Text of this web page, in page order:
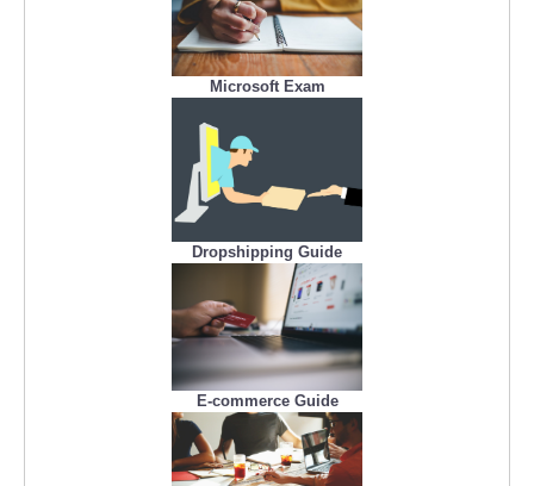
Microsoft Exam
Dropshipping Guide
E-commerce Guide